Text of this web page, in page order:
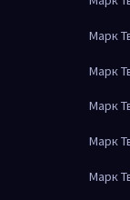
Марк
Марк
Марк
Марк
Марк